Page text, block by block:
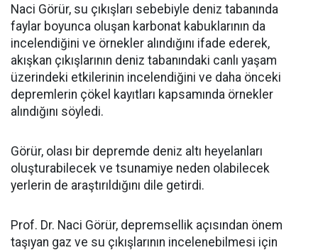
Naci Görür, su çıkışları sebebiyle deniz tabanında
faylar boyunca oluşan karbonat kabuklarının da
incelendiğini ve örnekler alındığını ifade ederek,
akışkan çıkışlarının deniz tabanındaki canlı yaşam
üzerindeki etkilerinin incelendiğini ve daha önceki
depremlerin çökel kayıtları kapsamında örnekler
alındığını söyledi.
Görür, olası bir depremde deniz altı heyelanları
oluşturabilecek ve tsunamiye neden olabilecek
yerlerin de araştırıldığını dile getirdi.
Prof. Dr. Naci Görür, depremsellik açısından önem
taşıyan gaz ve su çıkışlarının incelenebilmesi için